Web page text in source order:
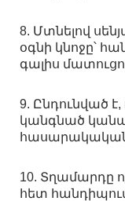
8. Մտնելով
օգնի կնոջը՝
գալիս
9. Ընդունված
կանգնած
10. Տղամարդը
հետ